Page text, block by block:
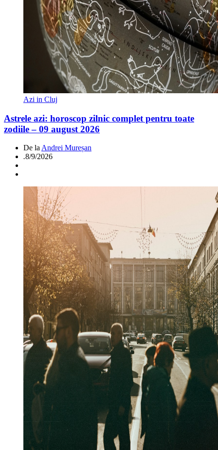
Azi in Cluj
Astrele azi: horoscop zilnic complet pentru toate
zodiile – 09 august 2026
De la Andrei Mureșan
.8/9/2026